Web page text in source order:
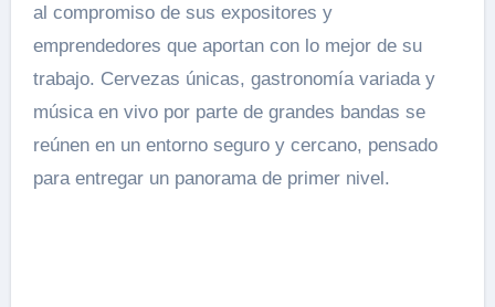
al compromiso de sus expositores y
emprendedores que aportan con lo mejor de su
trabajo. Cervezas únicas, gastronomía variada y
música en vivo por parte de grandes bandas se
reúnen en un entorno seguro y cercano, pensado
para entregar un panorama de primer nivel.